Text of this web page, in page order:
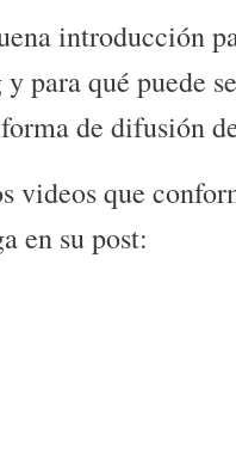
introducción
y para qué puede
de difusión
videos que
en su post: